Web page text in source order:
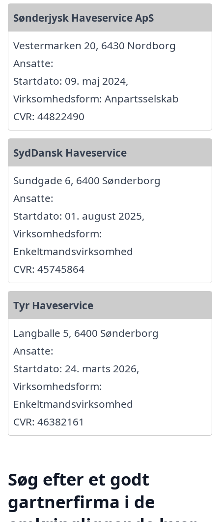
Sønderjysk Haveservice ApS
Vestermarken 20, 6430 Nordborg
Ansatte:
Startdato: 09. maj 2024,
Virksomhedsform: Anpartsselskab
CVR: 44822490
SydDansk Haveservice
Sundgade 6, 6400 Sønderborg
Ansatte:
Startdato: 01. august 2025,
Virksomhedsform:
Enkeltmandsvirksomhed
CVR: 45745864
Tyr Haveservice
Langballe 5, 6400 Sønderborg
Ansatte:
Startdato: 24. marts 2026,
Virksomhedsform:
Enkeltmandsvirksomhed
CVR: 46382161
Søg efter et godt
gartnerfirma i de